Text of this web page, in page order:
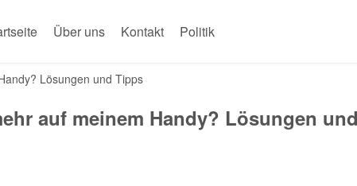
Über uns Kontakt Politik
Lösungen und Tipps
auf meinem Handy? Lösungen